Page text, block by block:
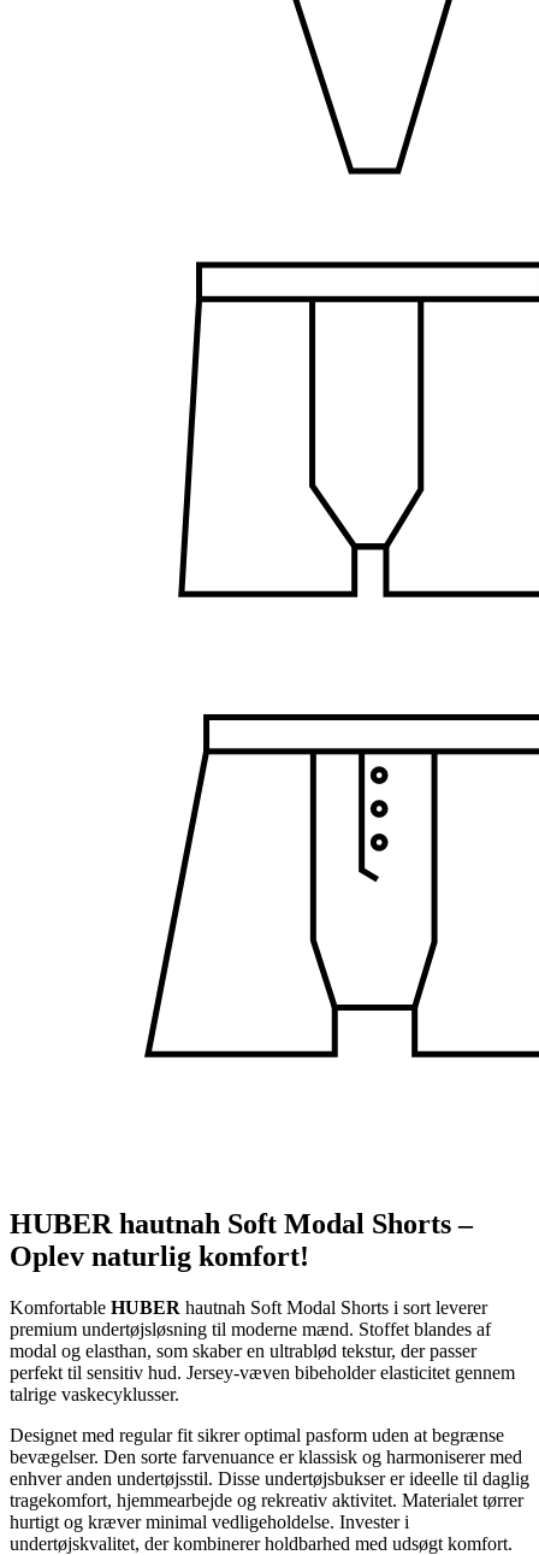
HUBER hautnah Soft Modal Shorts –
Oplev naturlig komfort!
Komfortable HUBER hautnah Soft Modal Shorts i sort leverer
premium undertøjsløsning til moderne mænd. Stoffet blandes af
modal og elasthan, som skaber en ultrablød tekstur, der passer
perfekt til sensitiv hud. Jersey-væven bibeholder elasticitet gennem
talrige vaskecyklusser.
Designet med regular fit sikrer optimal pasform uden at begrænse
bevægelser. Den sorte farvenuance er klassisk og harmoniserer med
enhver anden undertøjsstil. Disse undertøjsbukser er ideelle til daglig
tragekomfort, hjemmearbejde og rekreativ aktivitet. Materialet tørrer
hurtigt og kræver minimal vedligeholdelse. Invester i
undertøjskvalitet, der kombinerer holdbarhed med udsøgt komfort.